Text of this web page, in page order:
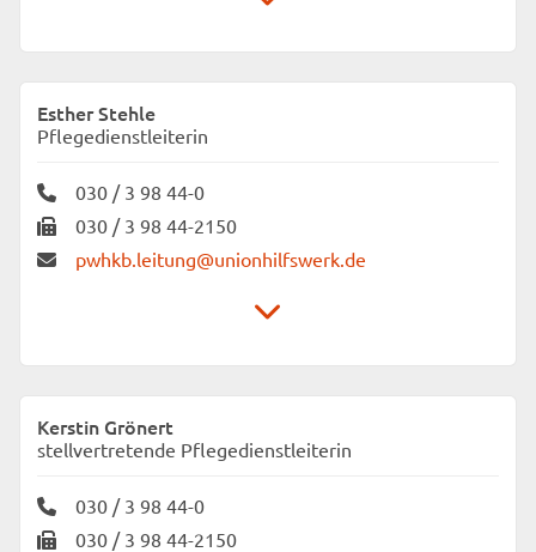
Unionhilfswerk Senioreneinrichtungen gGmbH
Fidicinstraße 2
10965 Berlin
Esther Stehle
Pflegedienstleiterin
030 / 3 98 44-0
030 / 3 98 44-2150
pwhkb.leitung@unionhilfswerk.de
Unionhilfswerk Senioreneinrichtungen gGmbH
Fidicinstraße 2
10965 Berlin
Kerstin Grönert
stellvertretende Pflegedienstleiterin
030 / 3 98 44-0
030 / 3 98 44-2150